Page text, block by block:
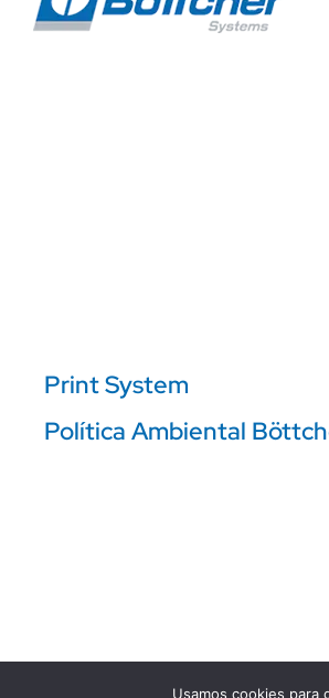
Print System
Política Ambiental
Usamos cookies